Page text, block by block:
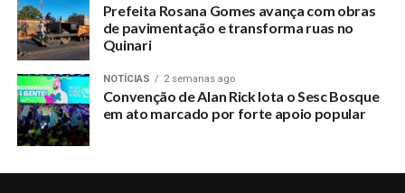
Prefeita Rosana Gomes avança com obras
de pavimentação e transforma ruas no
Quinari
NOTÍCIAS 2 semanas ago
Convenção de Alan Rick lota o Sesc Bosque
em ato marcado por forte apoio popular